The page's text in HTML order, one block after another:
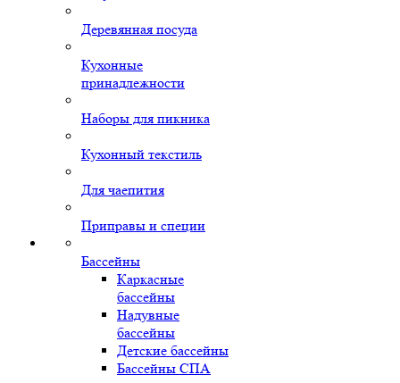
Деревянная посуда
Кухонные
принадлежности
Наборы для пикника
Кухонный текстиль
Для чаепития
Приправы и специи
Бассейны
Каркасные
бассейны
Надувные
бассейны
Детские бассейны
Бассейны СПА